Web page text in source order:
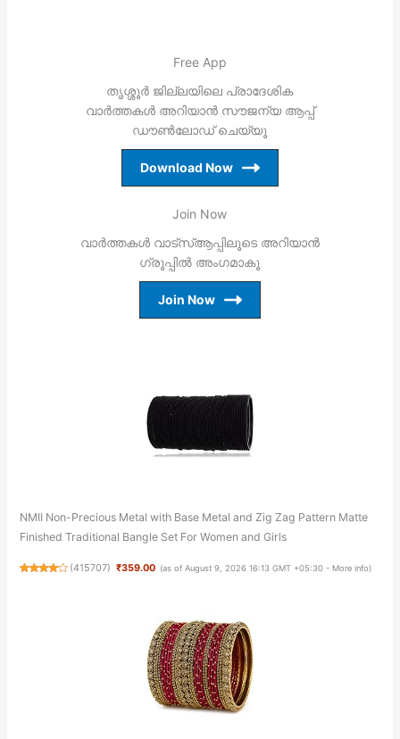
Free App
തൃശ്ശൂര്‍ ജില്ലയിലെ പ്രാദേശിക
വാര്‍ത്തകള്‍ അറിയാന്‍ സൗജന്യ ആപ്പ്
ഡൗണ്‍ലോഡ് ചെയ്യൂ
Download Now
Join Now
വാര്‍ത്തകള്‍ വാട്‌സ്ആപ്പിലൂടെ അറിയാന്‍
ഗ്രൂപ്പില്‍ അംഗമാകൂ
Join Now
NMII Non-Precious Metal with Base Metal and Zig Zag Pattern Matte
Finished Traditional Bangle Set For Women and Girls
(415707) ₹359.00 (as of August 9, 2026 16:13 GMT +05:30 - More info)